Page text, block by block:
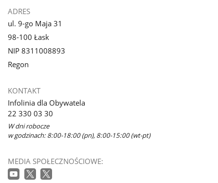
ADRES
ul. 9-go Maja 31
98-100 Łask
NIP 8311008893
Regon
KONTAKT
Infolinia dla Obywatela
22 330 03 30
W dni robocze
w godzinach: 8:00-18:00 (pn), 8:00-15:00 (wt-pt)
MEDIA SPOŁECZNOŚCIOWE: